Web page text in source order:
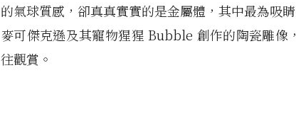
的氣球質感，卻真真實實的是金屬體，其中最為吸
麥可傑克遜及其寵物猩猩 Bubble 創作的陶瓷雕像
往觀賞。